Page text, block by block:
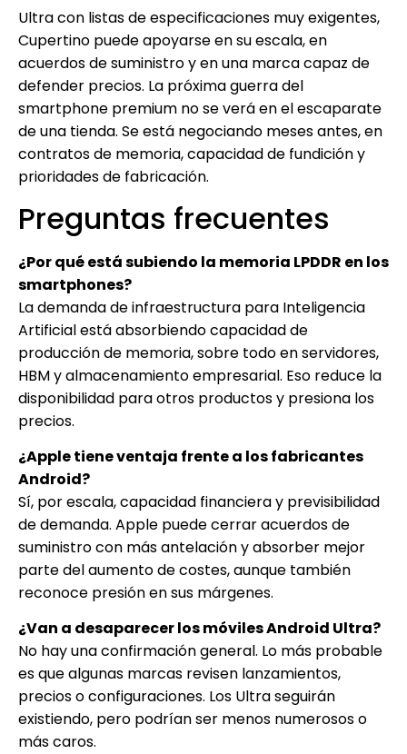
Ultra con listas de especificaciones muy exigentes,
Cupertino puede apoyarse en su escala, en
acuerdos de suministro y en una marca capaz de
defender precios. La próxima guerra del
smartphone premium no se verá en el escaparate
de una tienda. Se está negociando meses antes, en
contratos de memoria, capacidad de fundición y
prioridades de fabricación.
Preguntas frecuentes
¿Por qué está subiendo la memoria LPDDR en los
smartphones?
La demanda de infraestructura para Inteligencia
Artificial está absorbiendo capacidad de
producción de memoria, sobre todo en servidores,
HBM y almacenamiento empresarial. Eso reduce la
disponibilidad para otros productos y presiona los
precios.
¿Apple tiene ventaja frente a los fabricantes
Android?
Sí, por escala, capacidad financiera y previsibilidad
de demanda. Apple puede cerrar acuerdos de
suministro con más antelación y absorber mejor
parte del aumento de costes, aunque también
reconoce presión en sus márgenes.
¿Van a desaparecer los móviles Android Ultra?
No hay una confirmación general. Lo más probable
es que algunas marcas revisen lanzamientos,
precios o configuraciones. Los Ultra seguirán
existiendo, pero podrían ser menos numerosos o
más caros.